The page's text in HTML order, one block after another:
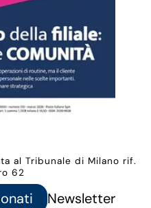
al Tribunale di Milano rif.
62
Newsletter